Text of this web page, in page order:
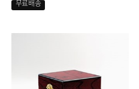
무료배송